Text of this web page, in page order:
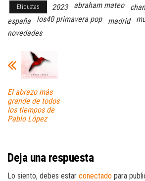
Etiquetas 2023 abraham mateo
españa
los40 primavera pop madrid
novedades
El abrazo más
grande de todos
los tiempos de
Pablo López
Deja una respuesta
Lo siento, debes estar conectado para